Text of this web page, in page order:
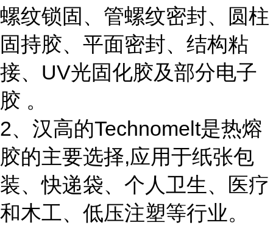
螺纹锁固、管螺纹密封、圆柱
固持胶、平面密封、结构粘
接、UV光固化胶及部分电子
胶 。
2、汉高的Technomelt是热熔
胶的主要选择,应用于纸张包
装、快递袋、个人卫生、医疗
和木工、低压注塑等行业。